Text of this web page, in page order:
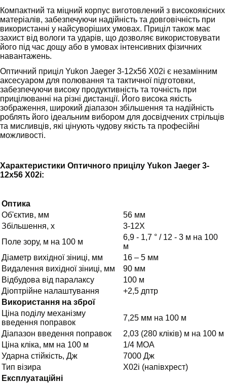
Компактний та міцний корпус виготовлений з високоякісних
матеріалів, забезпечуючи надійність та довговічність при
використанні у найсуворіших умовах. Приціл також має
захист від вологи та ударів, що дозволяє використовувати
його під час дощу або в умовах інтенсивних фізичних
навантажень.
Оптичний приціл Yukon Jaeger 3-12x56 X02і є незамінним
аксесуаром для полювання та тактичної підготовки,
забезпечуючи високу продуктивність та точність при
прицілюванні на різні дистанції. Його висока якість
зображення, широкий діапазон збільшення та надійність
роблять його ідеальним вибором для досвідчених стрільців
та мисливців, які цінують чудову якість та професійні
можливості.
Характеристики Оптичного прицілу Yukon Jaeger 3-
12x56 X02і:
Оптика
Об'єктив, мм
56 мм
Збільшення, х
3-12Х
Поле зору, м на 100 м
6,9 - 1,7 ° / 12 - 3 м на 100
м
Діаметр вихідної зіниці, мм
16 – 5 мм
Видалення вихідної зіниці, мм
90 мм
Відбудова від паралаксу
100 м
Діоптрійне налаштування
+2,5 дптр
Використання на зброї
Ціна поділу механізму
введення поправок
7,25 мм на 100 м
Діапазон введення поправок
2,03 (280 кліків) м на 100 м
Ціна кліка, мм на 100 м
1/4 МОА
Ударна стійкість, Дж
7000 Дж
Тип візира
Х02i (напівхрест)
Експлуатаційні